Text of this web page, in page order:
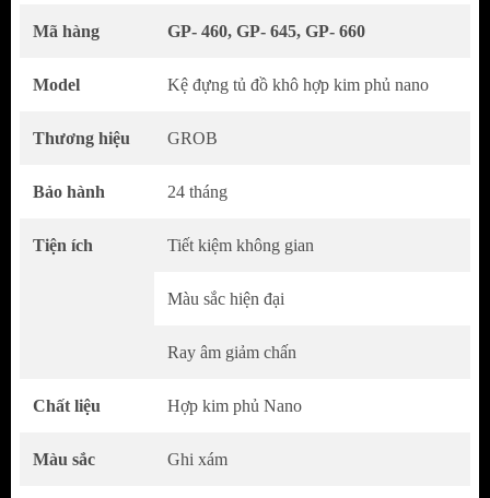
Được áp dụng công nghệ mạ Nano, tủ đồ khô
hợp kim sơn Nano có giá thành rẻ hơn lên
cùng khả năng chống gỉ tuyệt đối. Ngoài ra,
bám bụi lên bề mặt sản phẩm.
Dạng nan đan thông thoáng, sạch sẽ, không lo
đọng bẩn trên giá.
Sản phẩm thiết kế thêm ray âm giảm chấn
lớn.
Mã hàng GP- 460, GP- 645, GP- 660
Model Kệ đựng tủ đồ khô hợp kim phủ nano
Thương hiệu GROB
Bảo hành 24 tháng
Tiện ích Tiết kiệm không gian
Màu sắc hiện đại
Ray âm giảm chấn
Chất liệu Hợp kim phủ Nano
Màu sắc Ghi xám